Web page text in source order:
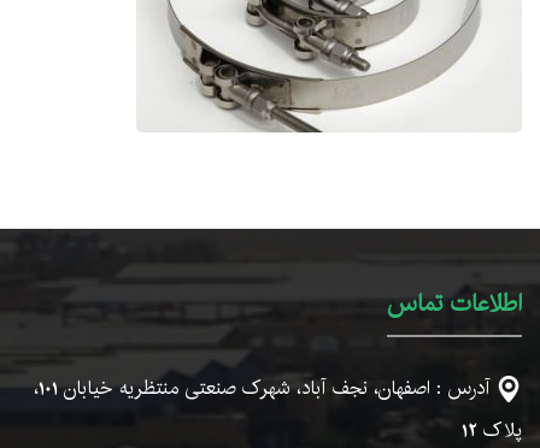
اطلاعات تماس
آدرس : اصفهان، نجف آباد، شهرک صنعتی منتظریه خیابان101،
پلاک12